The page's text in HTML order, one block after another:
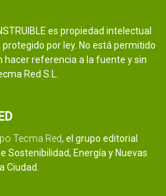
es propiedad intelectual
protegido por ley. No está permitido
referencia a la fuente y sin
Red S.L.
Tecma Red, el grupo editorial
Sostenibilidad, Energía y Nuevas
Ciudad.